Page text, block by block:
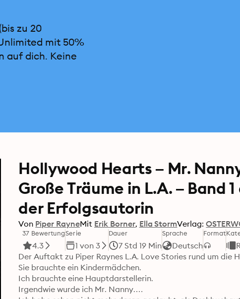
zu 20
mit 50%
auf dich. Keine
Hollywood Hearts – Mr.
Große Träume in L.A. – Band
der Erfolgsautorin
Von Piper RayneMit Erik Borner Ella StormVerlag:
37 Bewertung
4.3
Serie
1 von 3
Dauer
7 Std 19 Min
Sprache
Deutsch
Format
Der Auftakt zu Piper Raynes L.A. Love Stories rund um die
Sie brauchte ein Kindermädchen.
Ich brauchte eine Hauptdarstellerin.
Irgendwie wurde ich Mr. Nanny.